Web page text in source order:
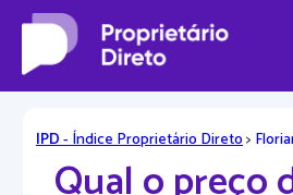
IPD- Índice Proprietário Direto>